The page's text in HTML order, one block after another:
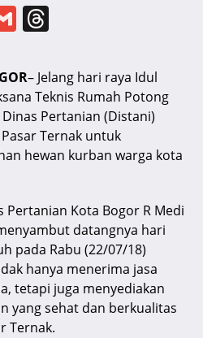
G
ai
l
e
a
d
s
– Jelang hari raya Idul
Teknis Rumah Potong
Dinas Pertanian (Distani)
Ternak untuk
hewan kurban warga kota
Pertanian Kota Bogor R Medi
datangnya hari
pada Rabu (22/07/18)
hanya menerima jasa
tetapi juga menyediakan
yang sehat dan berkualitas
Ternak.